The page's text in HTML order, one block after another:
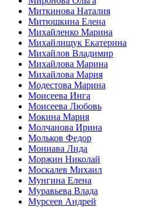
Миткинова Наталия
Митюшкина Елена
Михайленко Марина
Михайлищук Екатерина
Михайлов Владимир
Михайлова Марина
Михайлова Мария
Модестова Марина
Моисеева Инга
Моисеева Любовь
Мокина Мария
Молчанова Ирина
Мольков Федор
Мониава Лида
Моржин Николай
Москалев Михаил
Мунгина Елена
Муравьева Влада
Мурсеев Андрей